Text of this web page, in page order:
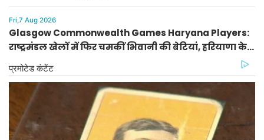
टिप्स
Fri,7 Aug 2026
Glasgow Commonwealth Games Haryana Players:
राष्ट्रमंडल खेलों में फिर चमकीं भिवानी की बेटियां, हरियाणा के
खिलाड़ियों ने देश का बढ़ाया मान